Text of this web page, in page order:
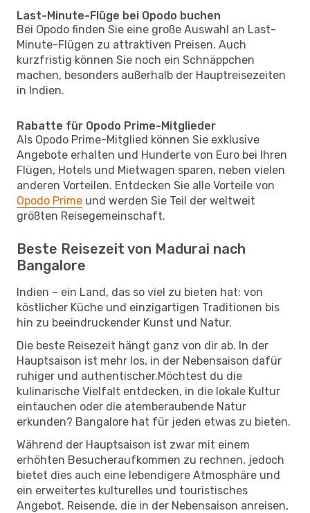
Last-Minute-Flüge bei Opodo buchen
Bei Opodo finden Sie eine große Auswahl an Last-
Minute-Flügen zu attraktiven Preisen. Auch
kurzfristig können Sie noch ein Schnäppchen
machen, besonders außerhalb der Hauptreisezeiten
in Indien.
Rabatte für Opodo Prime-Mitglieder
Als Opodo Prime-Mitglied können Sie exklusive
Angebote erhalten und Hunderte von Euro bei Ihren
Flügen, Hotels und Mietwagen sparen, neben vielen
anderen Vorteilen. Entdecken Sie alle Vorteile von
Opodo Prime und werden Sie Teil der weltweit
größten Reisegemeinschaft.
Beste Reisezeit von Madurai nach
Bangalore
Indien – ein Land, das so viel zu bieten hat: von
köstlicher Küche und einzigartigen Traditionen bis
hin zu beeindruckender Kunst und Natur.
Die beste Reisezeit hängt ganz von dir ab. In der
Hauptsaison ist mehr los, in der Nebensaison dafür
ruhiger und authentischer.Möchtest du die
kulinarische Vielfalt entdecken, in die lokale Kultur
eintauchen oder die atemberaubende Natur
erkunden? Bangalore hat für jeden etwas zu bieten.
Während der Hauptsaison ist zwar mit einem
erhöhten Besucheraufkommen zu rechnen, jedoch
bietet dies auch eine lebendigere Atmosphäre und
ein erweitertes kulturelles und touristisches
Angebot. Reisende, die in der Nebensaison anreisen,